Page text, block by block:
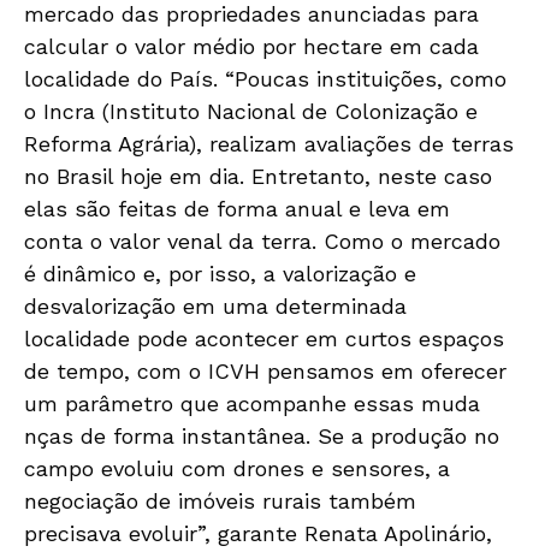
mercado das propriedades anunciadas para
calcular o valor médio por hectare em cada
localidade do País. “Poucas instituições, como
o Incra (Instituto Nacional de Colonização e
Reforma Agrária), realizam avaliações de terras
no Brasil hoje em dia. Entretanto, neste caso
elas são feitas de forma anual e leva em
conta o valor venal da terra. Como o mercado
é dinâmico e, por isso, a valorização e
desvalorização em uma determinada
localidade pode acontecer em curtos espaços
de tempo, com o ICVH pensamos em oferecer
um parâmetro que acompanhe essas muda
nças de forma instantânea. Se a produção no
campo evoluiu com drones e sensores, a
negociação de imóveis rurais também
precisava evoluir”, garante Renata Apolinário,